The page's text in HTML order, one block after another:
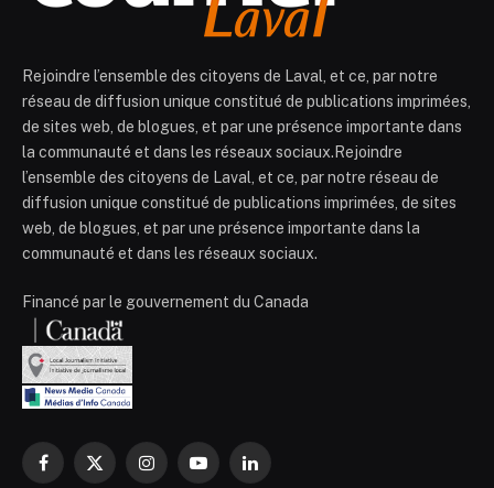
Rejoindre l’ensemble des citoyens de Laval, et ce, par notre
réseau de diffusion unique constitué de publications imprimées,
de sites web, de blogues, et par une présence importante dans
la communauté et dans les réseaux sociaux.Rejoindre
l’ensemble des citoyens de Laval, et ce, par notre réseau de
diffusion unique constitué de publications imprimées, de sites
web, de blogues, et par une présence importante dans la
communauté et dans les réseaux sociaux.
Financé par le gouvernement du Canada
Facebook
X
InstagramYouTubeLinkedIn